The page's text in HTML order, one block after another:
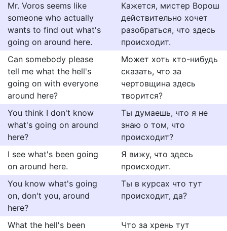
Mr. Voros seems like
someone who actually
wants to find out what's
going on around here.
Кажется, мистер Ворош
действительно хочет
разобраться, что здесь
происходит.
Can somebody please
tell me what the hell's
going on with everyone
around here?
Может хоть кто-нибудь
сказать, что за
чертовщина здесь
творится?
You think I don't know
what's going on around
here?
Ты думаешь, что я не
знаю о том, что
происходит?
I see what's been going
on around here.
Я вижу, что здесь
происходит.
You know what's going
on, don't you, around
here?
Ты в курсах что тут
происходит, да?
What the hell's been Что за хрень тут